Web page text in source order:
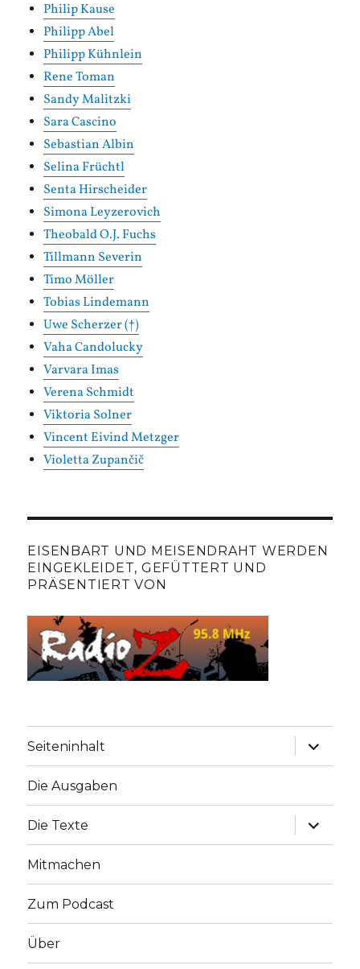
Philip Kause
Philipp Abel
Philipp Kühnlein
Rene Toman
Sandy Malitzki
Sara Cascino
Sebastian Albin
Selina Früchtl
Senta Hirscheider
Simona Leyzerovich
Theobald O.J. Fuchs
Tillmann Severin
Timo Möller
Tobias Lindemann
Uwe Scherzer (†)
Vaha Candolucky
Varvara Imas
Verena Schmidt
Viktoria Solner
Vincent Eivind Metzger
Violetta Zupančič
EISENBART UND MEISENDRAHT WERDEN
EINGEKLEIDET, GEFÜTTERT UND
PRÄSENTIERT VON
Seiteninhalt
Die Ausgaben
Die Texte
Mitmachen
Zum Podcast
Über